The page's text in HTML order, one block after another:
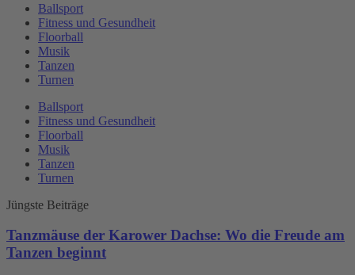
Ballsport
Fitness und Gesundheit
Floorball
Musik
Tanzen
Turnen
Ballsport
Fitness und Gesundheit
Floorball
Musik
Tanzen
Turnen
Jüngste Beiträge
Tanzmäuse der Karower Dachse: Wo die Freude am
Tanzen beginnt